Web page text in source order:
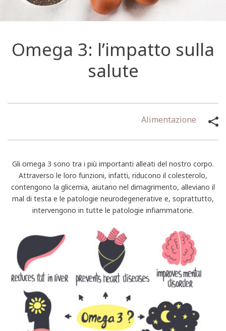
Omega 3: l’impatto sulla
salute
Alimentazione
Gli omega 3 sono tra i più importanti alleati del nostro corpo.
Attraverso le loro funzioni, infatti, riducono il colesterolo,
contengono la glicemia, aiutano nel dimagrimento, alleviano il
mal di testa e le patologie neurodegenerative e, soprattutto,
intervengono in tutte le patologie infiammatorie.